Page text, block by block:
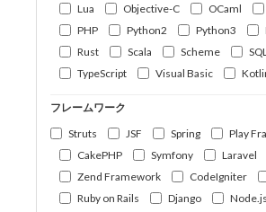
Lua
Objective-C OCaml
PHP
Python2 Python3
Rust
Scala Scheme
TypeScript
Visual Basic
フレームワーク
Struts
JSF Spring
Play
CakePHP
Symfony
Laravel
Zend Framework
CodeIgniter
Ruby on Rails
Django Node.js